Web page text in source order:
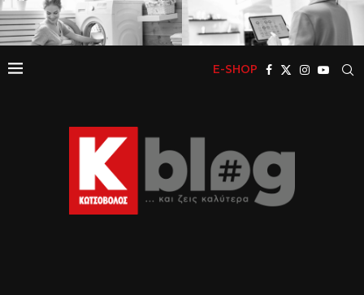
E-SHOP